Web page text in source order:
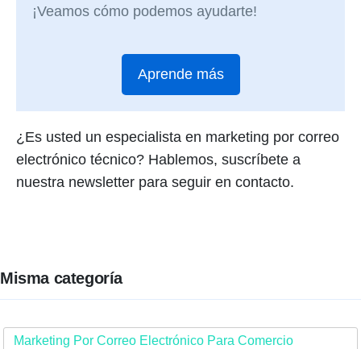
¡Veamos cómo podemos ayudarte!
Aprende más
¿Es usted un especialista en marketing por correo
electrónico técnico? Hablemos, suscríbete a
nuestra newsletter para seguir en contacto.
Misma categoría
Marketing Por Correo Electrónico Para Comercio